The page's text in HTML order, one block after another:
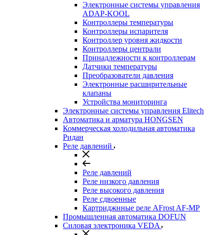
Электронные системы управления
ADAP-KOOL
Контроллеры температуры
Контроллеры испарителя
Контроллер уровня жидкости
Контроллеры централи
Принадлежности к контроллерам
Датчики температуры
Преобразователи давления
Электронные расширительные
клапаны
Устройства мониторинга
Электронные системы управления Elitech
Автоматика и арматура HONGSEN
Коммерческая холодильная автоматика
Ридан
Реле давлений
Реле давлений
Реле низкого давления
Реле высокого давления
Реле сдвоенные
Картриджнные реле AFrost AF-MP
Промышленная автоматика DOFUN
Силовая электроника VEDA